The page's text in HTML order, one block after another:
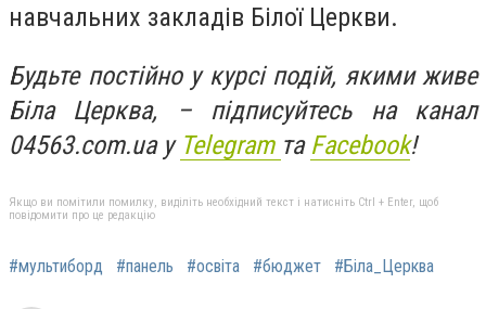
навчальних закладів Білої Церкви.
Будьте постійно у курсі подій, якими живе
Біла Церква, – підписуйтесь на канал
04563.com.ua у Telegram та Facebook!
Якщо ви помітили помилку, виділіть необхідний текст і натисніть Ctrl + Enter, щоб
повідомити про це редакцію
#мультиборд #панель #освіта #бюджет #Біла_Церква